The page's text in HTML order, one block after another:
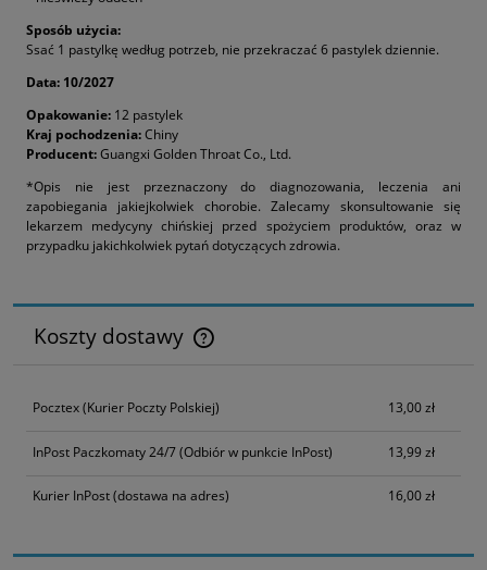
Sposób użycia:
Ssać 1 pastylkę według potrzeb, nie przekraczać 6 pastylek dziennie.
Data: 10/2027
Opakowanie: 12 pastylek
Kraj pochodzenia:Chiny
Producent:Guangxi Golden Throat Co., Ltd.
*Opis nie jest przeznaczony do diagnozowania, leczenia ani
zapobiegania jakiejkolwiek chorobie. Zalecamy skonsultowanie się
lekarzem medycyny chińskiej przed spożyciem produktów, oraz w
przypadku jakichkolwiek pytań dotyczących zdrowia.
Koszty dostawy
Cena nie zawiera ewentualnych kosztów płatności
Pocztex(Kurier Poczty Polskiej) 13,00 zł
InPost Paczkomaty 24/7(Odbiór w punkcie InPost) 13,99 zł
Kurier InPost(dostawa na adres) 16,00 zł